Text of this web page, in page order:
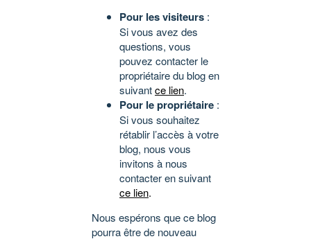
Pour les visiteurs :
Si vous avez des
questions, vous
pouvez contacter le
propriétaire du blog en
suivantce lien.
Pour le propriétaire :
Si vous souhaitez
rétablir l’accès à votre
blog, nous vous
invitons à nous
contacter en suivant
ce lien.
Nous espérons que ce blog
pourra être de nouveau